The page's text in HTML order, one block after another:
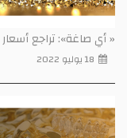
« أي صاغة»: تراجع أسعار
18 يوليو 2022